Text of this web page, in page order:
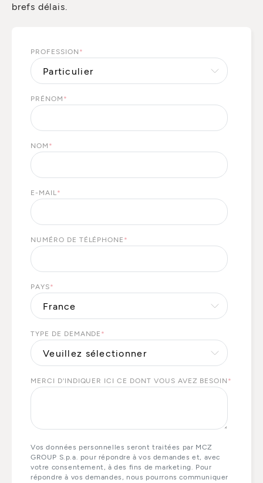
brefs délais.
PROFESSION *
PRÉNOM *
NOM *
E-MAIL *
NUMÉRO DE TÉLÉPHONE *
PAYS*
TYPE DE DEMANDE *
MERCI D'INDIQUER ICI CE DONT VOUS AVEZ BESOIN *
Vos données personnelles seront traitées par MCZ
GROUP S.p.a. pour répondre à vos demandes et, avec
votre consentement, à des fins de marketing. Pour
répondre à vos demandes, nous pourrons communiquer